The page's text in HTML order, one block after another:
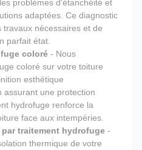
problèmes d'étanchéité et
adaptées. Ce diagnostic
travaux nécessaires et de
parfait état.
coloré - Nous
coloré sur votre toiture
esthétique
assurant une protection
hydrofuge renforce la
face aux intempéries.
traitement hydrofuge -
thermique de votre